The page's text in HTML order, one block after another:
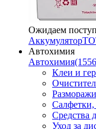
Ожидаем
Аккумулятор
Автохимия
Автохимия
Клеи и
Средства
Уход за